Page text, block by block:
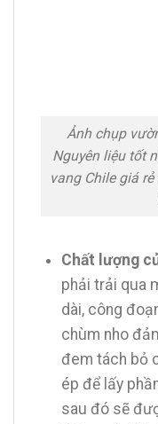
Ảnh chụp
Nguyên liệu tốt
vang Chile giá
Chất lượng
phải trải qua
dài, công
chùm nho
đem tách bỏ
ép để lấy
sau đó sẽ